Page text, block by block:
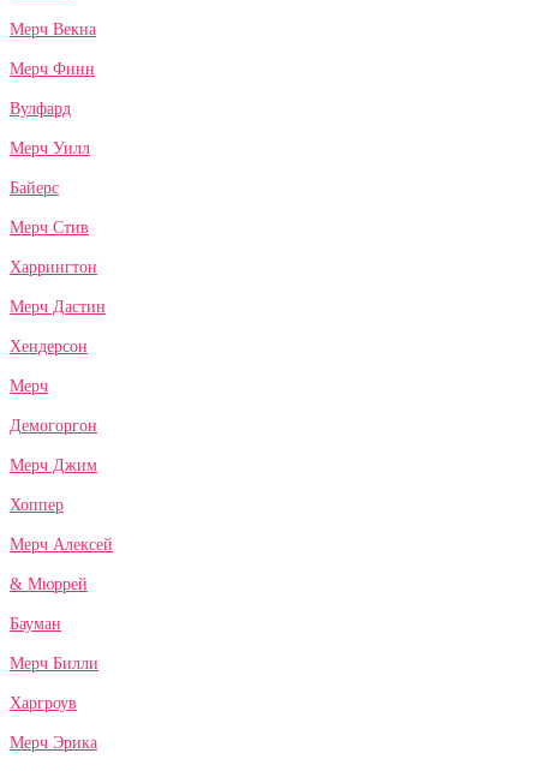
Мерч Векна
Мерч Финн
Вулфард
Мерч Уилл
Байерс
Мерч Стив
Харрингтон
Мерч Дастин
Хендерсон
Мерч
Демогоргон
Мерч Джим
Хоппер
Мерч Алексей
& Мюррей
Бауман
Мерч Билли
Харгроув
Мерч Эрика